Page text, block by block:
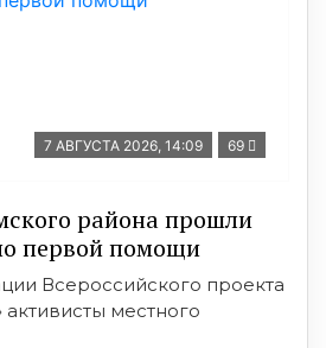
7 АВГУСТА 2026, 14:09 69
района прошли
первой помощи
Всероссийского проекта
местного